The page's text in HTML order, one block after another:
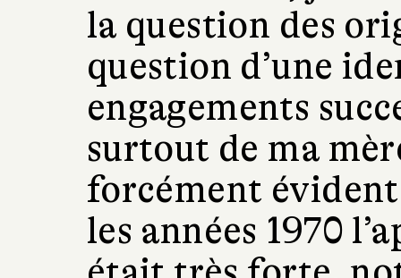
la question des
question d’une
engagements
surtout de ma
forcément
les années 1970